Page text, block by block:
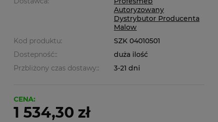
Autoryzowany
Dystrybutor Producenta
Malow
Kod produktu:
SZK 04010501
Dostepność::
duża ilość
Przbliżony czas dostawy::
3-21 dni
CENA:
1 534,30 zł